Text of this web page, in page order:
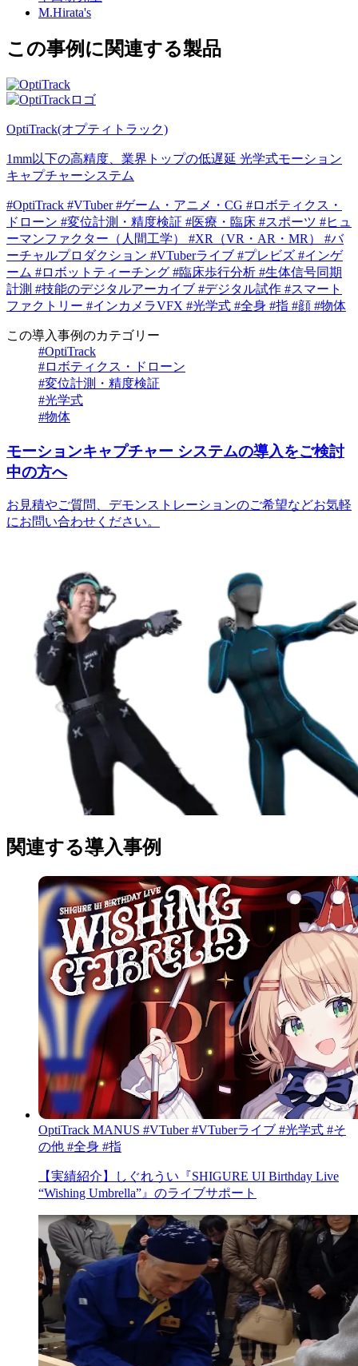
M.Hirata's
この事例に関連する製品
OptiTrack(オプティトラック)
1mm以下の高精度、業界トップの低遅延 光学式モーション
キャプチャーシステム
#OptiTrack #VTuber #ゲーム・アニメ・CG #ロボティクス・
ドローン #変位計測・精度検証 #医療・臨床 #スポーツ #ヒュ
ーマンファクター（人間工学）
#XR（VR・AR・MR）
#バ
ーチャルプロダクション #VTuberライブ #プレビズ #インゲ
ーム #ロボットティーチング #臨床歩行分析 #生体信号同期
計測 #技能のデジタルアーカイブ #デジタル試作 #スマート
ファクトリー #インカメラVFX #光学式 #全身 #指 #顔 #物体
この導入事例のカテゴリー
#OptiTrack
#ロボティクス・ドローン
#変位計測・精度検証
#光学式
#物体
モーションキャプチャー システムの導入をご検討
中の方へ
お見積やご質問、デモンストレーションのご希望などお気軽
にお問い合わせください。
関連する導入事例
OptiTrack MANUS #VTuber #VTuberライブ #光学式 #そ
の他 #全身 #指
【実績紹介】しぐれうい『SHIGURE UI Birthday Live
“Wishing Umbrella”』のライブサポート